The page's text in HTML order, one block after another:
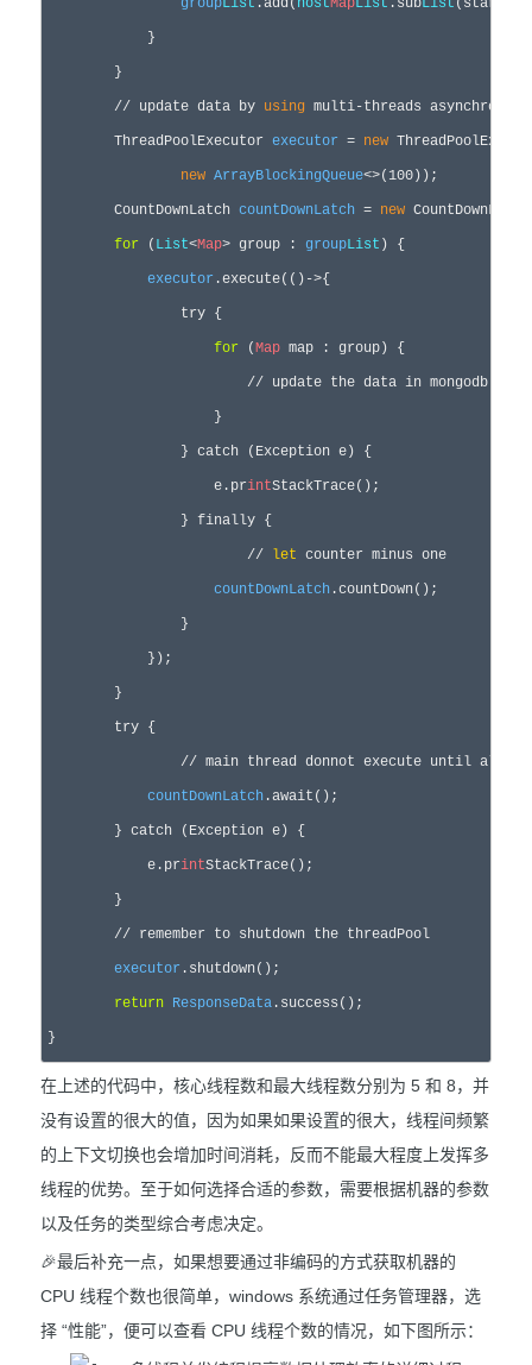
            }
        }
        // update data by
using multi-threads
        ThreadPoolExecutor
executor = new
new ArrayBlockingQueue<>(100));
        CountDownLatch
countDownLatch = new
for ( List<Map> group : groupList ) {
executor .execute(()->{
                try {
for (Map map : group) {
                    }
                } catch (Exception e) {
                    e.pr
intStackTrace();
                } finally {
                	//
let counter minus one
countDownLatch .countDown();
                }
            });
        }
        try {
countDownLatch .await();
        } catch (Exception e) {
            e.pr
intStackTrace();
        }
        // remember to shutdown the threadPool
executor .shutdown();
return ResponseData .success();
}
在上述的代码中，核心线程数和最大线程数分别为 5 和 8，并
没有设置的很大的值，因为如果如果设置的很大，线程间频繁
的上下文切换也会增加时间消耗，反而不能最大程度上发挥多
线程的优势。至于如何选择合适的参数，需要根据机器的参数
以及任务的类型综合考虑决定。
🎉最后补充一点，如果想要通过非编码的方式获取机器的
CPU 线程个数也很简单，windows 系统通过任务管理器，选
择 “性能”，便可以查看 CPU 线程个数的情况，如下图所示：